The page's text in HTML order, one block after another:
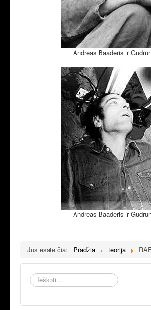
Andreas Baaderis ir Gudrun
Andreas Baaderis ir Gudrun
Jūs esate čia: Pradžia teorija
Ieškoti...